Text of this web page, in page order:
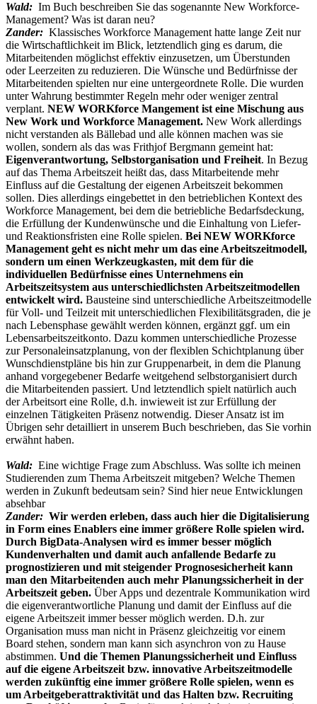
Wald: Im Buch beschreiben Sie das sogenannte New Workforce-
Management? Was ist daran neu?
Zander: Klassisches Workforce Management hatte lange Zeit nur
die Wirtschaftlichkeit im Blick, letztendlich ging es darum, die
Mitarbeitenden möglichst effektiv einzusetzen, um Überstunden
oder Leerzeiten zu reduzieren. Die Wünsche und Bedürfnisse der
Mitarbeitenden spielten nur eine untergeordnete Rolle. Die wurden
unter Wahrung bestimmter Regeln mehr oder weniger zentral
verplant. NEW WORKforce Mangement ist eine Mischung aus
New Work und Workforce Management. New Work allerdings
nicht verstanden als Bällebad und alle können machen was sie
wollen, sondern als das was Frithjof Bergmann gemeint hat:
Eigenverantwortung, Selbstorganisation und Freiheit. In Bezug
auf das Thema Arbeitszeit heißt das, dass Mitarbeitende mehr
Einfluss auf die Gestaltung der eigenen Arbeitszeit bekommen
sollen. Dies allerdings eingebettet in den betrieblichen Kontext des
Workforce Management, bei dem die betriebliche Bedarfsdeckung,
die Erfüllung der Kundenwünsche und die Einhaltung von Liefer-
und Reaktionsfristen eine Rolle spielen. Bei NEW WORKforce
Management geht es nicht mehr um das eine Arbeitszeitmodell,
sondern um einen Werkzeugkasten, mit dem für die
individuellen Bedürfnisse eines Unternehmens ein
Arbeitszeitsystem aus unterschiedlichsten Arbeitszeitmodellen
entwickelt wird. Bausteine sind unterschiedliche Arbeitszeitmodelle
für Voll- und Teilzeit mit unterschiedlichen Flexibilitätsgraden, die je
nach Lebensphase gewählt werden können, ergänzt ggf. um ein
Lebensarbeitszeitkonto. Dazu kommen unterschiedliche Prozesse
zur Personaleinsatzplanung, von der flexiblen Schichtplanung über
Wunschdienstpläne bis hin zur Gruppenarbeit, in dem die Planung
anhand vorgegebener Bedarfe weitgehend selbstorganisiert durch
die Mitarbeitenden passiert. Und letztendlich spielt natürlich auch
der Arbeitsort eine Rolle, d.h. inwieweit ist zur Erfüllung der
einzelnen Tätigkeiten Präsenz notwendig. Dieser Ansatz ist im
Übrigen sehr detailliert in unserem Buch beschrieben, das Sie vorhin
erwähnt haben.
Wald: Eine wichtige Frage zum Abschluss. Was sollte ich meinen
Studierenden zum Thema Arbeitszeit mitgeben? Welche Themen
werden in Zukunft bedeutsam sein? Sind hier neue Entwicklungen
absehbar
Zander: Wir werden erleben, dass auch hier die Digitalisierung
in Form eines Enablers eine immer größere Rolle spielen wird.
Durch BigData-Analysen wird es immer besser möglich
Kundenverhalten und damit auch anfallende Bedarfe zu
prognostizieren und mit steigender Prognosesicherheit kann
man den Mitarbeitenden auch mehr Planungssicherheit in der
Arbeitszeit geben. Über Apps und dezentrale Kommunikation wird
die eigenverantwortliche Planung und damit der Einfluss auf die
eigene Arbeitszeit immer besser möglich werden. D.h. zur
Organisation muss man nicht in Präsenz gleichzeitig vor einem
Board stehen, sondern man kann sich asynchron von zu Hause
abstimmen. Und die Themen Planungssicherheit und Einfluss
auf die eigene Arbeitszeit bzw. innovative Arbeitszeitmodelle
werden zukünftig eine immer größere Rolle spielen, wenn es
um Arbeitgeberattraktivität und das Halten bzw. Recruiting